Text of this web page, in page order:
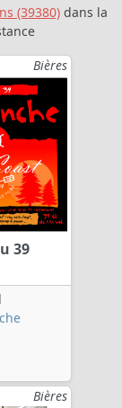
(39380) dans la
Bières
39
Bières